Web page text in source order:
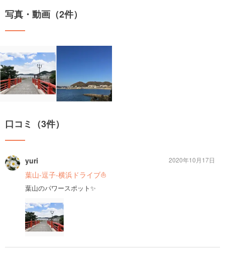
写真・動画（2件）
口コミ（3件）
yuri
葉山-逗子-横浜ドライブ⛵️
葉山のパワースポット✨
2020年10月17日